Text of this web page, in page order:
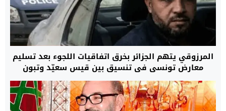
المرزوقي يتهم الجزائر بخرق اتفاقيات اللجوء بعد تسليم
معارض تونسي في تنسيق بين قيس سعيّد وتبون